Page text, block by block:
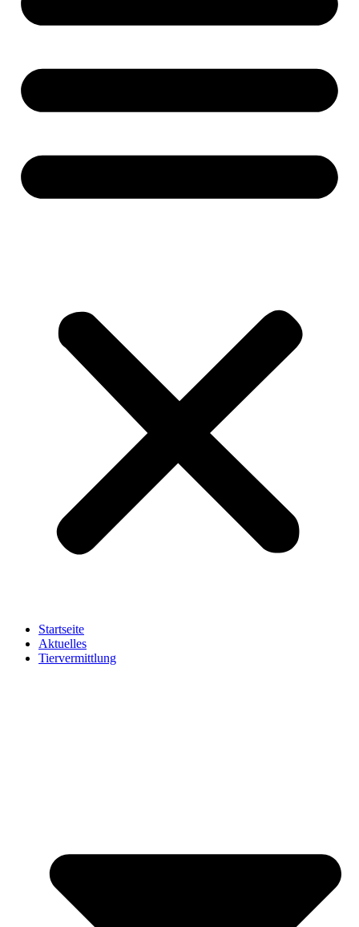
Startseite
Aktuelles
Tiervermittlung